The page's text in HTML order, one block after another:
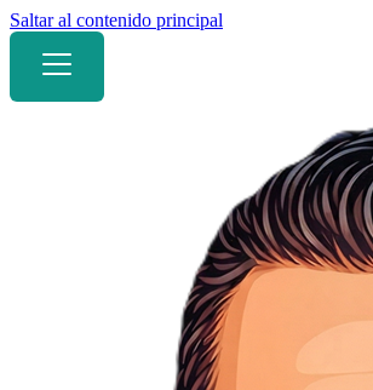
Saltar al contenido principal